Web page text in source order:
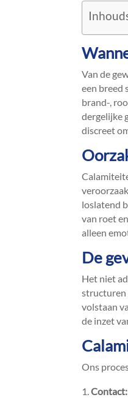
Van de
een breed
brand-,
dergelijke
discreet
loslatend
van roet
alleen
De
Het niet
structuren
volstaan
de inzet
Ons
Contact: